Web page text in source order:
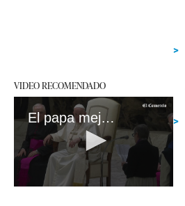
VIDEO RECOMENDADO
El papa mejora: Será dado de alta el sábado y presidirá el Domingo de Ramos